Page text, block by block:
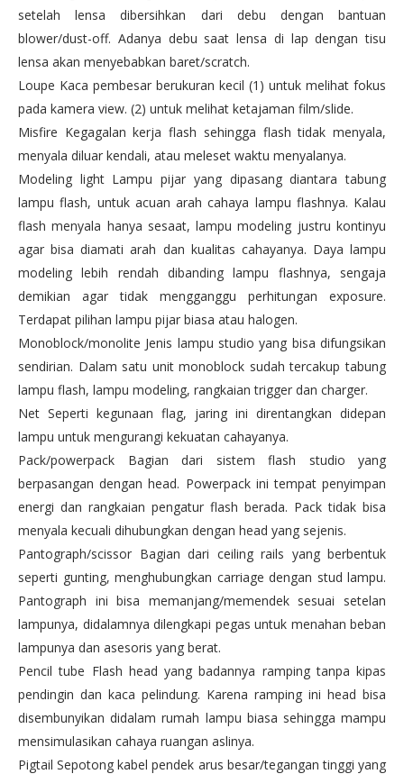
setelah lensa dibersihkan dari debu dengan bantuan
blower/dust-off. Adanya debu saat lensa di lap dengan tisu
lensa akan menyebabkan baret/scratch.
Loupe Kaca pembesar berukuran kecil (1) untuk melihat fokus
pada kamera view. (2) untuk melihat ketajaman film/slide.
Misfire Kegagalan kerja flash sehingga flash tidak menyala,
menyala diluar kendali, atau meleset waktu menyalanya.
Modeling light Lampu pijar yang dipasang diantara tabung
lampu flash, untuk acuan arah cahaya lampu flashnya. Kalau
flash menyala hanya sesaat, lampu modeling justru kontinyu
agar bisa diamati arah dan kualitas cahayanya. Daya lampu
modeling lebih rendah dibanding lampu flashnya, sengaja
demikian agar tidak mengganggu perhitungan exposure.
Terdapat pilihan lampu pijar biasa atau halogen.
Monoblock/monolite Jenis lampu studio yang bisa difungsikan
sendirian. Dalam satu unit monoblock sudah tercakup tabung
lampu flash, lampu modeling, rangkaian trigger dan charger.
Net Seperti kegunaan flag, jaring ini direntangkan didepan
lampu untuk mengurangi kekuatan cahayanya.
Pack/powerpack Bagian dari sistem flash studio yang
berpasangan dengan head. Powerpack ini tempat penyimpan
energi dan rangkaian pengatur flash berada. Pack tidak bisa
menyala kecuali dihubungkan dengan head yang sejenis.
Pantograph/scissor Bagian dari ceiling rails yang berbentuk
seperti gunting, menghubungkan carriage dengan stud lampu.
Pantograph ini bisa memanjang/memendek sesuai setelan
lampunya, didalamnya dilengkapi pegas untuk menahan beban
lampunya dan asesoris yang berat.
Pencil tube Flash head yang badannya ramping tanpa kipas
pendingin dan kaca pelindung. Karena ramping ini head bisa
disembunyikan didalam rumah lampu biasa sehingga mampu
mensimulasikan cahaya ruangan aslinya.
Pigtail Sepotong kabel pendek arus besar/tegangan tinggi yang